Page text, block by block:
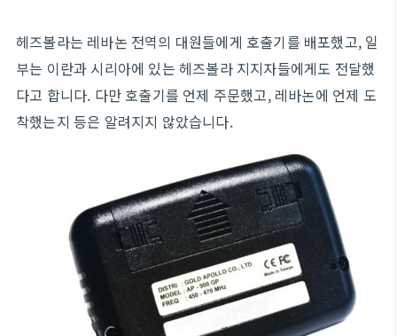
헤즈볼라는 레바논 전역의 대원들에게 호출기를 배포했고, 일
부는 이란과 시리아에 있는 헤즈볼라 지지자들에게도 전달했
다고 합니다. 다만 호출기를 언제 주문했고, 레바논에 언제 도
착했는지 등은 알려지지 않았습니다.